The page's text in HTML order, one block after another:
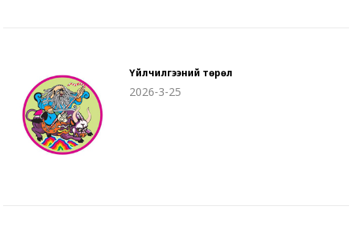
Үйлчилгээний төрөл
2026-3-25